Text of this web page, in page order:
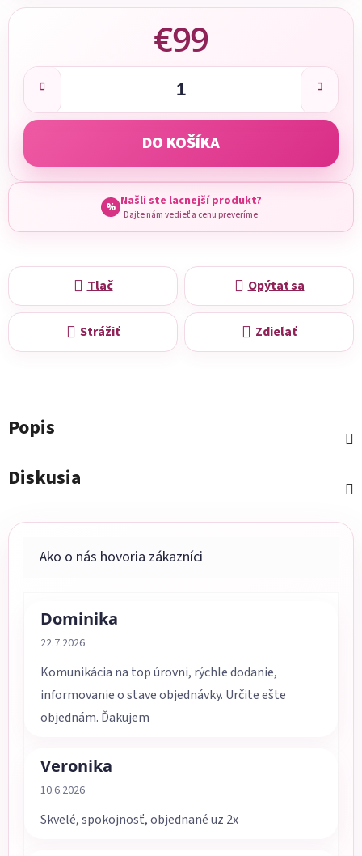
€99
Jednotková cena:
DO KOŠÍKA
% Našli ste lacnejší produkt?
Dajte nám vedieť a cenu preveríme
Tlač Opýtať sa
Strážiť Zdieľať
Popis
Diskusia
Dominika
Hodnotenie obchodu je 5 z 5 hviezdičiek.
22.7.2026
Komunikácia na top úrovni, rýchle dodanie,
informovanie o stave objednávky. Určite ešte
objednám. Ďakujem
Veronika
Hodnotenie obchodu je 5 z 5 hviezdičiek.
10.6.2026
Skvelé, spokojnosť, objednané uz 2x